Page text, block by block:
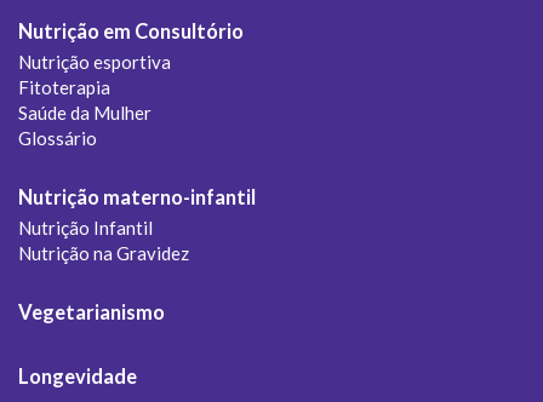
Nutrição em Consultório
Nutrição esportiva
Fitoterapia
Saúde da Mulher
Glossário
Nutrição materno-infantil
Nutrição Infantil
Nutrição na Gravidez
Vegetarianismo
Longevidade